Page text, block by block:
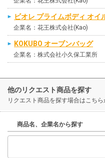
ビオレ プライムボディ オ
企業名：花王株式会社(Kao)
KOKUBO オーブンバッグ
企業名：株式会社小久保工業所
他のリクエスト商品を探す
リクエスト商品を探す場合はこちら
商品名、企業名から探す